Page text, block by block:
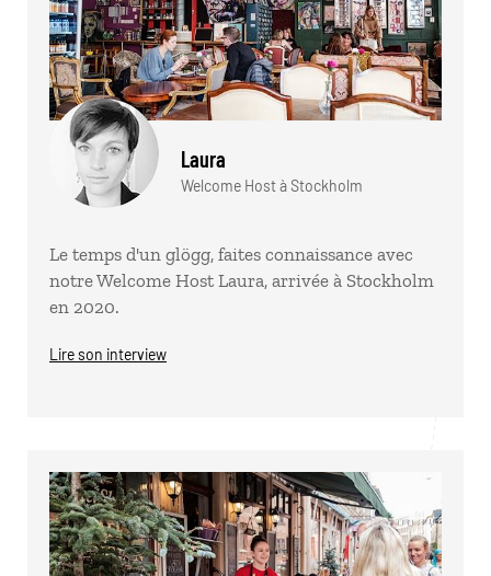
Laura
Welcome Host à Stockholm
Le temps d'un glögg, faites connaissance avec
notre Welcome Host Laura, arrivée à Stockholm
en 2020.
Lire son interview